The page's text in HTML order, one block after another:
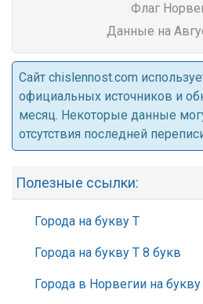
Флаг
Данные на
Cайт chislennost.com
официальных источников и
месяц. Некоторые данные
отсутствия последней
Полезные ссылки:
Города на букву Т
Города на букву Т 8 букв
Города в Норвегии на букву